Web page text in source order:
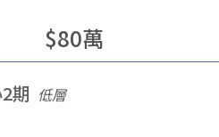
$80萬
期 低層